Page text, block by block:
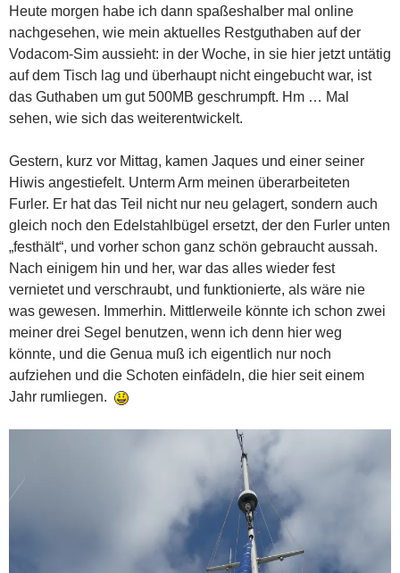
Heute morgen habe ich dann spaßeshalber mal online
nachgesehen, wie mein aktuelles Restguthaben auf der
Vodacom-Sim aussieht: in der Woche, in sie hier jetzt untätig
auf dem Tisch lag und überhaupt nicht eingebucht war, ist
das Guthaben um gut 500MB geschrumpft. Hm … Mal
sehen, wie sich das weiterentwickelt.
Gestern, kurz vor Mittag, kamen Jaques und einer seiner
Hiwis angestiefelt. Unterm Arm meinen überarbeiteten
Furler. Er hat das Teil nicht nur neu gelagert, sondern auch
gleich noch den Edelstahlbügel ersetzt, der den Furler unten
„festhält“, und vorher schon ganz schön gebraucht aussah.
Nach einigem hin und her, war das alles wieder fest
vernietet und verschraubt, und funktionierte, als wäre nie
was gewesen. Immerhin. Mittlerweile könnte ich schon zwei
meiner drei Segel benutzen, wenn ich denn hier weg
könnte, und die Genua muß ich eigentlich nur noch
aufziehen und die Schoten einfädeln, die hier seit einem
Jahr rumliegen.